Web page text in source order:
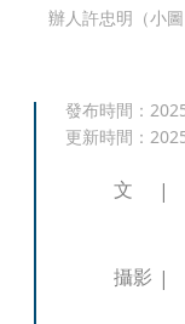
辦人許忠明（小
發布時間：
更新時間：
文
攝影